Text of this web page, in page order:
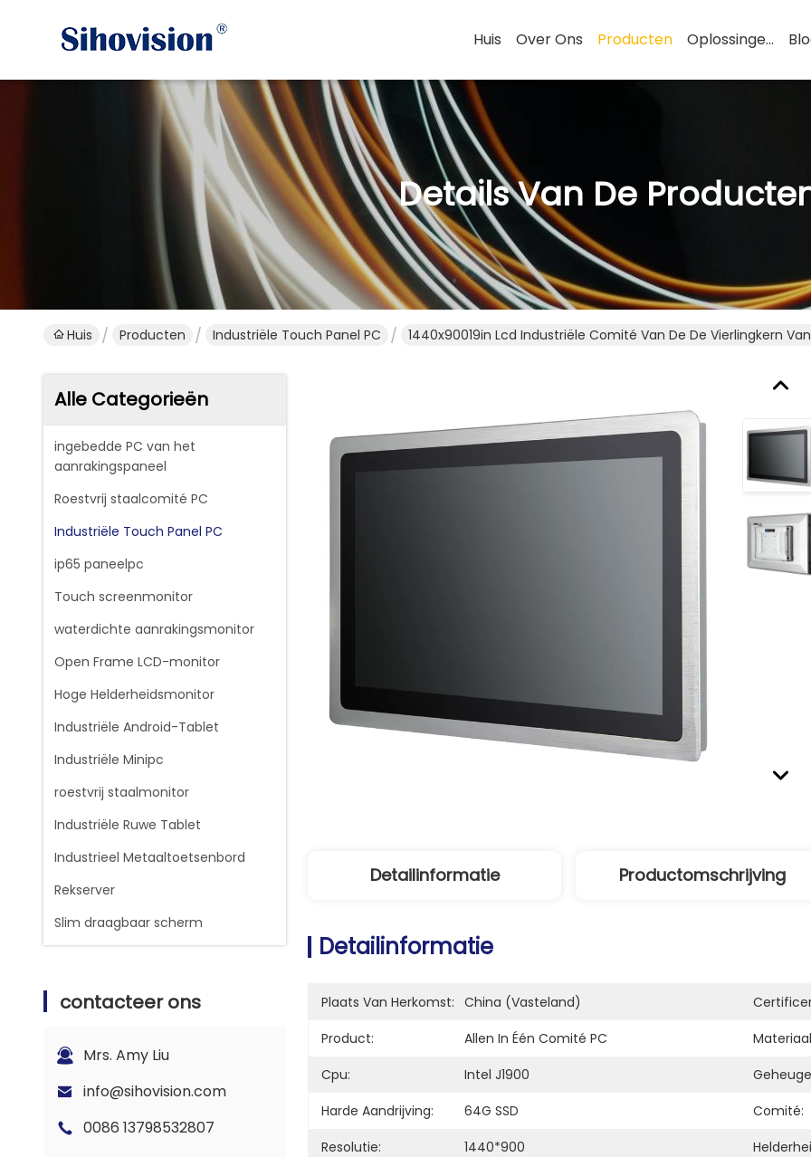
Huis Over Ons Producten Oplossingen
Details Van De
Huis Producten Industriële Touch Panel PC 1440x90019in Lcd Industriële Comité Van De De Vierlingkern
Alle Categorieën
ingebedde PC van het
aanrakingspaneel
Roestvrij staalcomité PC
Industriële Touch Panel PC
ip65 paneelpc
Touch screenmonitor
waterdichte aanrakingsmonitor
Open Frame LCD-monitor
Hoge Helderheidsmonitor
Industriële Android-Tablet
Industriële Minipc
roestvrij staalmonitor
Industriële Ruwe Tablet
Industrieel Metaaltoetsenbord
Rekserver
Slim draagbaar scherm
contacteer ons
Mrs. Amy Liu
info@sihovision.com
0086 13798532807
Detailinformatie Productomschrijving
Detailinformatie
Plaats Van Herkomst: China (Vasteland)
Product:
Allen In Één Comité PC
Cpu:
Intel J1900
Harde Aandrijving:
64G SSD
Comité:
Resolutie:
1440*900